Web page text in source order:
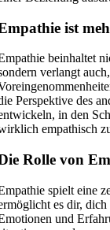
ist
beinhaltet
verlangt
Perspektive des
in den
empathisch
Rolle von
spielt eine
es dir,
und